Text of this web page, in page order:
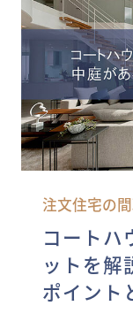
注文住宅の
コートハ
ットを解
ポイント